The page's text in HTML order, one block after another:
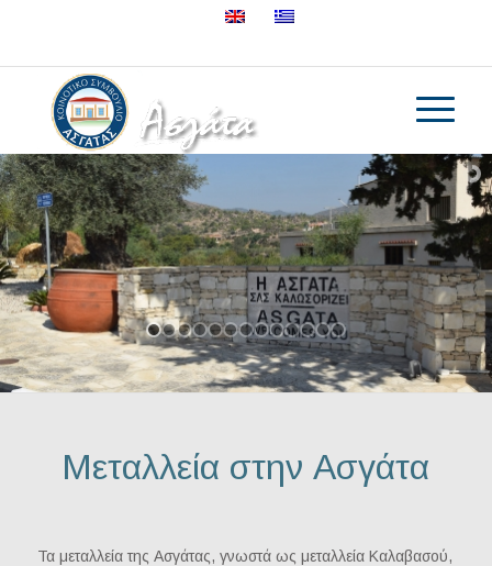
Μεταλλεία στην Ασγάτα
Τα μεταλλεία της Ασγάτας, γνωστά ως μεταλλεία Καλαβασού,